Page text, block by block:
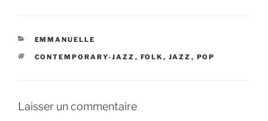
CATÉGORIES
EMMANUELLE
ÉTIQUETTES
CONTEMPORARY-JAZZ , FOLK , JAZZ , POP
Laisser un commentaire